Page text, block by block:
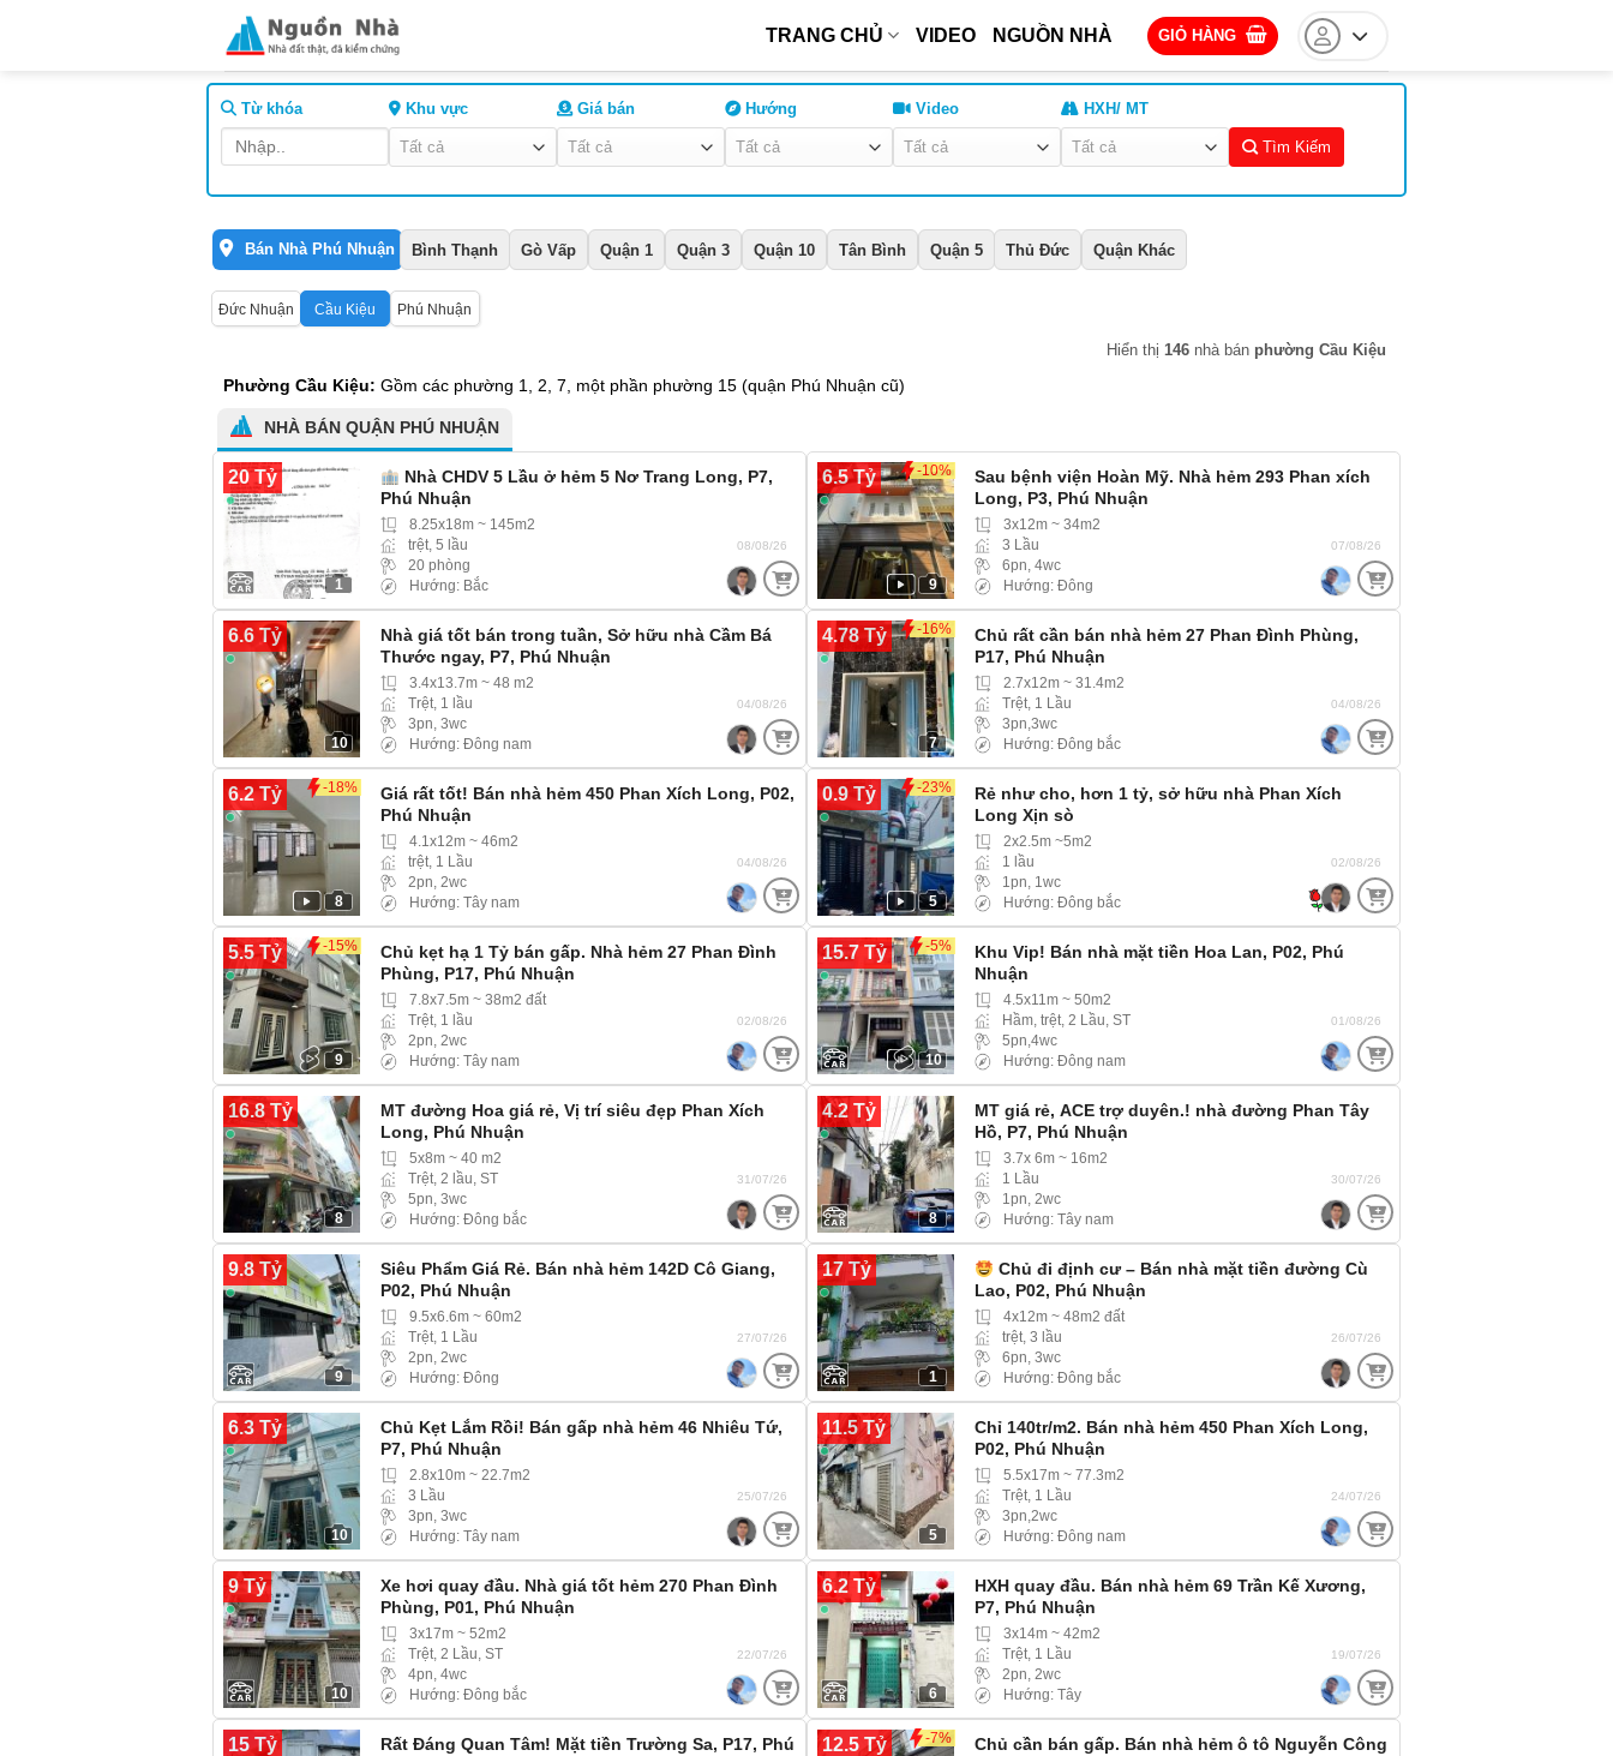
TRANG CHỦ VIDEO NGUỒN NHÀ GIỎ HÀNG
Từ khóa Khu vực Giá bán Hướng Video HXH/ MT
Tìm Kiếm
Bán Nhà Phú Nhuận Bình Thạnh Gò Vấp Quận 1 Quận 3 Quận 10 Tân Bình Quận 5 Thủ Đức Quận Khác
Đức Nhuận Cầu Kiệu Phú Nhuận
Hiển thị 146 nhà bán phường Cầu Kiệu
Phường Cầu Kiệu: Gồm các phường 1, 2, 7, một phần phường 15 (quận Phú Nhuận cũ)
NHÀ BÁN QUẬN PHÚ NHUẬN
20 Tỷ
1
Nhà CHDV 5 Lầu ở hẻm 5 Nơ Trang Long, P7,
Phú Nhuận
8.25x18m ~ 145m2
trệt, 5 lầu
20 phòng
Hướng: Bắc
08/08/26
6.5 Tỷ -10%
9
Sau bệnh viện Hoàn Mỹ. Nhà hẻm 293 Phan xích
Long, P3, Phú Nhuận
3x12m ~ 34m2
3 Lầu
6pn, 4wc
Hướng: Đông
07/08/26
6.6 Tỷ
10
Nhà giá tốt bán trong tuần, Sở hữu nhà Cầm Bá
Thước ngay, P7, Phú Nhuận
3.4x13.7m ~ 48 m2
Trệt, 1 lầu
3pn, 3wc
Hướng: Đông nam
04/08/26
4.78 Tỷ -16%
7
Chủ rất cần bán nhà hẻm 27 Phan Đình Phùng,
P17, Phú Nhuận
2.7x12m ~ 31.4m2
Trệt, 1 Lầu
3pn,3wc
Hướng: Đông bắc
04/08/26
6.2 Tỷ -18%
8
Giá rất tốt! Bán nhà hẻm 450 Phan Xích Long, P02,
Phú Nhuận
4.1x12m ~ 46m2
trệt, 1 Lầu
2pn, 2wc
Hướng: Tây nam
04/08/26
0.9 Tỷ -23%
5
Rẻ như cho, hơn 1 tỷ, sở hữu nhà Phan Xích
Long Xịn sò
2x2.5m ~5m2
1 lầu
1pn, 1wc
Hướng: Đông bắc
02/08/26
5.5 Tỷ -15%
9
Chủ kẹt hạ 1 Tỷ bán gấp. Nhà hẻm 27 Phan Đình
Phùng, P17, Phú Nhuận
7.8x7.5m ~ 38m2 đất
Trệt, 1 lầu
2pn, 2wc
Hướng: Tây nam
02/08/26
15.7 Tỷ -5%
10
Khu Vip! Bán nhà mặt tiền Hoa Lan, P02, Phú
Nhuận
4.5x11m ~ 50m2
Hầm, trệt, 2 Lầu, ST
5pn,4wc
Hướng: Đông nam
01/08/26
16.8 Tỷ
8
MT đường Hoa giá rẻ, Vị trí siêu đẹp Phan Xích
Long, Phú Nhuận
5x8m ~ 40 m2
Trệt, 2 lầu, ST
5pn, 3wc
Hướng: Đông bắc
31/07/26
4.2 Tỷ
8
MT giá rẻ, ACE trợ duyên.! nhà đường Phan Tây
Hồ, P7, Phú Nhuận
3.7x 6m ~ 16m2
1 Lầu
1pn, 2wc
Hướng: Tây nam
30/07/26
9.8 Tỷ
9
Siêu Phẩm Giá Rẻ. Bán nhà hẻm 142D Cô Giang,
P02, Phú Nhuận
9.5x6.6m ~ 60m2
Trệt, 1 Lầu
2pn, 2wc
Hướng: Đông
27/07/26
17 Tỷ
1
Chủ đi định cư – Bán nhà mặt tiền đường Cù
Lao, P02, Phú Nhuận
4x12m ~ 48m2 đất
trệt, 3 lầu
6pn, 3wc
Hướng: Đông bắc
26/07/26
6.3 Tỷ
10
Chủ Kẹt Lắm Rồi! Bán gấp nhà hẻm 46 Nhiêu Tứ,
P7, Phú Nhuận
2.8x10m ~ 22.7m2
3 Lầu
3pn, 3wc
Hướng: Tây nam
25/07/26
11.5 Tỷ
5
Chỉ 140tr/m2. Bán nhà hẻm 450 Phan Xích Long,
P02, Phú Nhuận
5.5x17m ~ 77.3m2
Trệt, 1 Lầu
3pn,2wc
Hướng: Đông nam
24/07/26
9 Tỷ
10
Xe hơi quay đầu. Nhà giá tốt hẻm 270 Phan Đình
Phùng, P01, Phú Nhuận
3x17m ~ 52m2
Trệt, 2 Lầu, ST
4pn, 4wc
Hướng: Đông bắc
22/07/26
6.2 Tỷ
6
HXH quay đầu. Bán nhà hẻm 69 Trần Kế Xương,
P7, Phú Nhuận
3x14m ~ 42m2
Trệt, 1 Lầu
2pn, 2wc
Hướng: Tây
19/07/26
15 Tỷ
Rất Đáng Quan Tâm! Mặt tiền Trường Sa, P17, Phú
12.5 Tỷ -7%
Chủ cần bán gấp. Bán nhà hẻm ô tô Nguyễn Công